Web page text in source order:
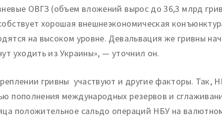
ОВГЗ (объем вложений вырос до 36,3 млрд
хорошая внешнеэкономическая
на высоком уровне. Девальвация же гривны
уходить из Украины», — уточнил он.
гривны участвуют и другие факторы. Так,
пополнения международных резервов и
положительное сальдо операций НБУ на